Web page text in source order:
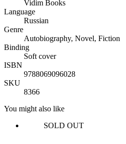
Vidim Books
Language
Russian
Genre
Autobiography, Novel, Fiction
Binding
Soft cover
ISBN
9788069096028
SKU
8366
You might also like
SOLD OUT